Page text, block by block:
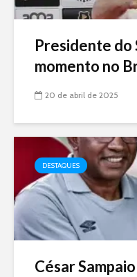
Presidente do
momento no
20 de abril de 2025
DESTAQUES
César